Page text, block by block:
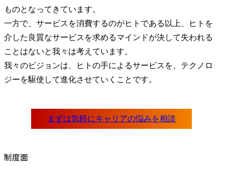
ものとなってきています。
一方で、サービスを消費するのがヒトである以上、ヒトを
介した良質なサービスを求めるマインドが決して失われる
ことはないと我々は考えています。
我々のビジョンは、ヒトの手によるサービスを、テクノロ
ジーを駆使して進化させていくことです。
制度面